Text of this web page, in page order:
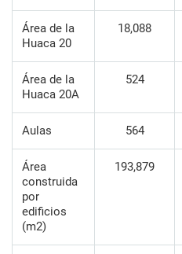
Área de la
Huaca 20
18,088
Área de la
Huaca 20A
524
Aulas 564
Área
construida
por
edificios
(m2)
193,879